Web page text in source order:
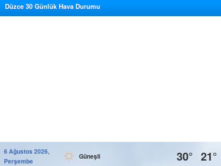
Düzce 30 Günlük Hava Durumu
6 Ağustos 2026,
Perşembe
Güneşli 30° 21°